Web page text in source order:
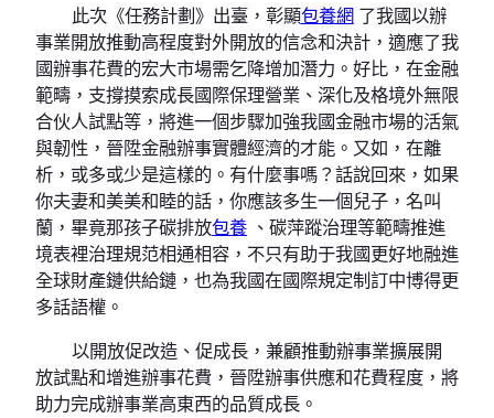
此次《任務計劃》出臺，彰顯包養網了我國以辦
事業開放推動高程度對外開放的信念和決計，適應了我
國辦事花費的宏大市場需乞降增加潛力。好比，在金融
範疇，支撐摸索成長國際保理營業、深化及格境外無限
合伙人試點等，將進一個步驟加強我國金融市場的活氣
與韌性，晉陞金融辦事實體經濟的才能。又如，在離
析，或多或少是這樣的。有什麼事嗎？話說回來，如果
你夫妻和美美和睦的話，你應該多生一個兒子，名叫
蘭，畢竟那孩子碳排放包養 、碳萍蹤治理等範疇推進
境表裡治理規范相通相容，不只有助于我國更好地融進
全球財產鏈供給鏈，也為我國在國際規定制訂中博得更
多話語權。
以開放促改造、促成長，兼顧推動辦事業擴展開
放試點和增進辦事花費，晉陞辦事供應和花費程度，將
助力完成辦事業高東西的品質成長。